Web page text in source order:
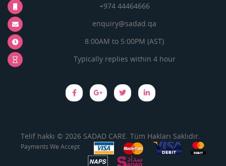
+974 44464666
enquiry@sadad.qa
8:00AM to 5:00PM (AST)
Typically replies within 4 hour
Telif hakkı © 2026 SADAD CARE. Tüm Hakları Saklıdır.
Payments We Accept